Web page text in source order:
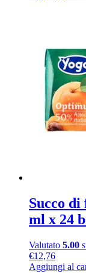
Succo di
ml x 24
Valutato 5.00
€12,76
Aggiungi al